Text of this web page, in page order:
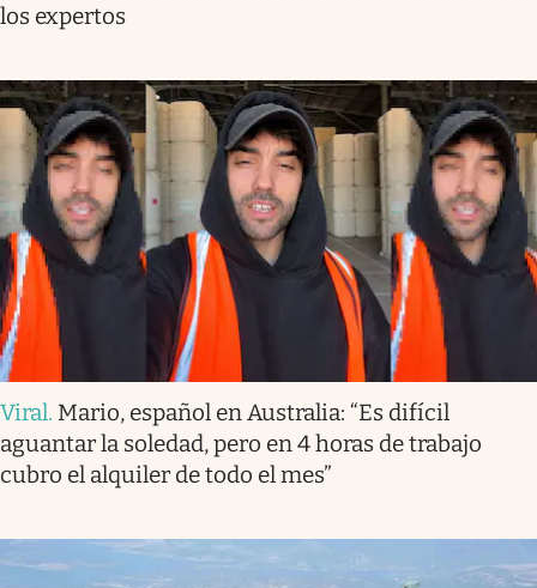
los expertos
Viral. Mario, español en Australia: “Es difícil
aguantar la soledad, pero en 4 horas de trabajo
cubro el alquiler de todo el mes”